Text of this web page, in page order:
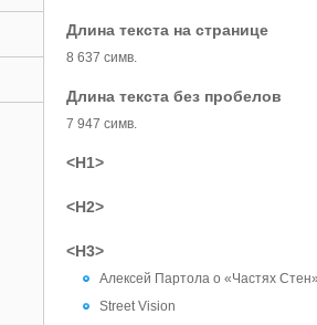
Длина текста на странице
8 637 симв.
Длина текста без пробелов
7 947 симв.
<H1>
<H2>
<H3>
Алексей Партола о «Частях
Street Vision